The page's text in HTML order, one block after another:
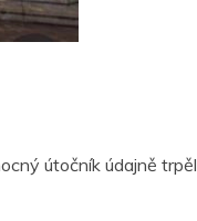
útočník údajně trpěl